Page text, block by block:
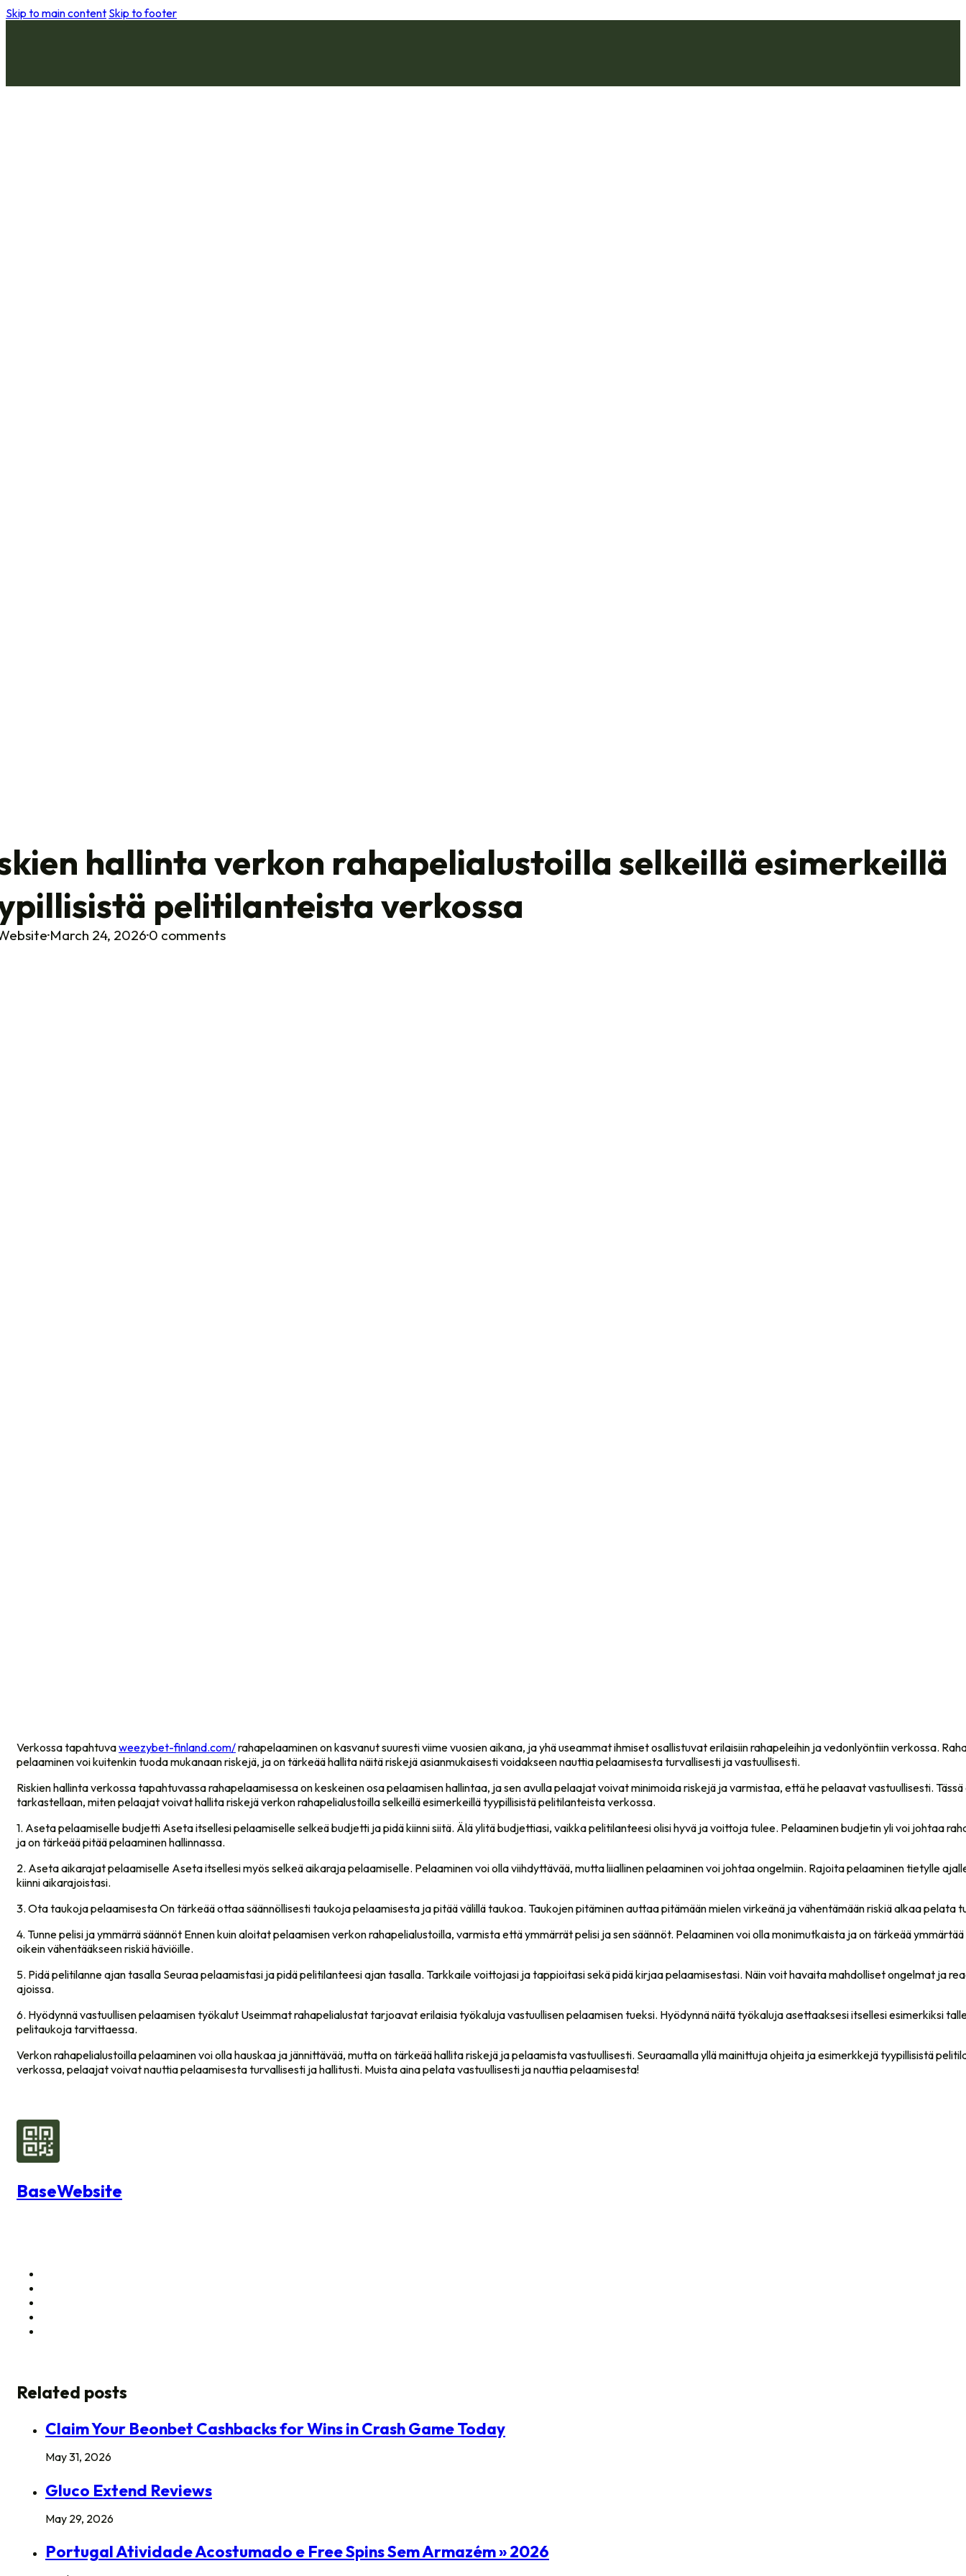
Skip to main content Skip to footer
Contact Us
hallinta verkon rahapelialustoilla selkeillä esimerkeillä
pelitilanteista verkossa
·March 24, 2026·0 comments
Verkossa tapahtuvaweezybet-finland.com/rahapelaaminen on kasvanut suuresti viime vuosien aikana, ja yhä useammat ihmiset osallistuvat erilaisiin rahapeleihin ja vedonlyöntiin verkossa.
pelaaminen voi kuitenkin tuoda mukanaan riskejä, ja on tärkeää hallita näitä riskejä asianmukaisesti voidakseen nauttia pelaamisesta turvallisesti ja vastuullisesti.
Riskien hallinta verkossa tapahtuvassa rahapelaamisessa on keskeinen osa pelaamisen hallintaa, ja sen avulla pelaajat voivat minimoida riskejä ja varmistaa, että he pelaavat vastuullisesti.
tarkastellaan, miten pelaajat voivat hallita riskejä verkon rahapelialustoilla selkeillä esimerkeillä tyypillisistä pelitilanteista verkossa.
1. Aseta pelaamiselle budjetti Aseta itsellesi pelaamiselle selkeä budjetti ja pidä kiinni siitä. Älä ylitä budjettiasi, vaikka pelitilanteesi olisi hyvä ja voittoja tulee. Pelaaminen budjetin yli voi johtaa
ja on tärkeää pitää pelaaminen hallinnassa.
2. Aseta aikarajat pelaamiselle Aseta itsellesi myös selkeä aikaraja pelaamiselle. Pelaaminen voi olla viihdyttävää, mutta liiallinen pelaaminen voi johtaa ongelmiin. Rajoita pelaaminen tietylle
kiinni aikarajoistasi.
3. Ota taukoja pelaamisesta On tärkeää ottaa säännöllisesti taukoja pelaamisesta ja pitää välillä taukoa. Taukojen pitäminen auttaa pitämään mielen virkeänä ja vähentämään riskiä alkaa pelata
4. Tunne pelisi ja ymmärrä säännöt Ennen kuin aloitat pelaamisen verkon rahapelialustoilla, varmista että ymmärrät pelisi ja sen säännöt. Pelaaminen voi olla monimutkaista ja on tärkeää
oikein vähentääkseen riskiä häviöille.
5. Pidä pelitilanne ajan tasalla Seuraa pelaamistasi ja pidä pelitilanteesi ajan tasalla. Tarkkaile voittojasi ja tappioitasi sekä pidä kirjaa pelaamisestasi. Näin voit havaita mahdolliset ongelmat ja
ajoissa.
6. Hyödynnä vastuullisen pelaamisen työkalut Useimmat rahapelialustat tarjoavat erilaisia työkaluja vastuullisen pelaamisen tueksi. Hyödynnä näitä työkaluja asettaaksesi itsellesi esimerkiksi
pelitaukoja tarvittaessa.
Verkon rahapelialustoilla pelaaminen voi olla hauskaa ja jännittävää, mutta on tärkeää hallita riskejä ja pelaamista vastuullisesti. Seuraamalla yllä mainittuja ohjeita ja esimerkkejä tyypillisistä
verkossa, pelaajat voivat nauttia pelaamisesta turvallisesti ja hallitusti. Muista aina pelata vastuullisesti ja nauttia pelaamisesta!
BaseWebsite
Related posts
Claim Your Beonbet Cashbacks for Wins in Crash Game Today
May 31, 2026
Gluco Extend Reviews
May 29, 2026
Portugal Atividade Acostumado e Free Spins Sem Armazém » 2026